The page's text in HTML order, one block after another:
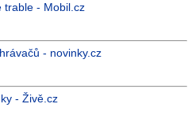
trable - Mobil.cz
- novinky.cz
- Živě.cz